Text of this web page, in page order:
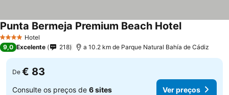
4 EstrelasHotel
Punta Bermeja Premium Beach Hotel
9,0 Excelente 218 a 10.2 km de Parque Natural Bahía de Cádiz
De € 83
Consulte os preços de 6 sites Ver preços